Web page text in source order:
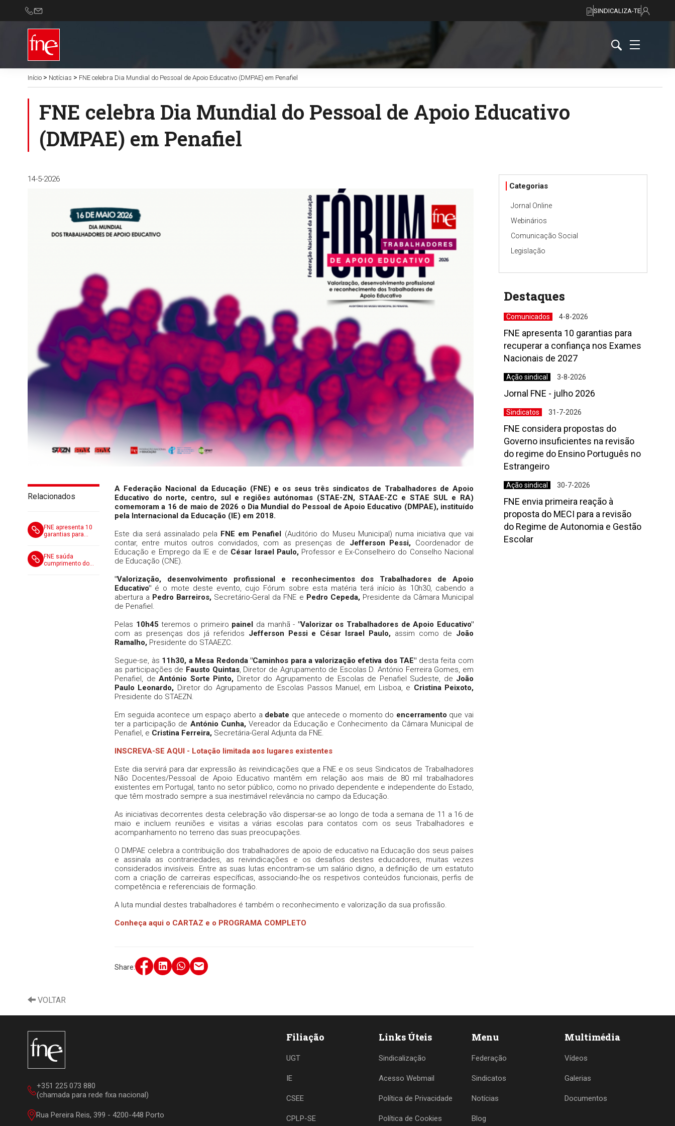
SINDICALIZA-TE
Início > Notícias > FNE celebra Dia Mundial do Pessoal de Apoio Educativo (DMPAE) em Penafiel
FNE celebra Dia Mundial do Pessoal de Apoio Educativo
(DMPAE) em Penafiel
14-5-2026
Relacionados
FNE apresenta 10
garantias para
Exames Nacionais
de 2027
FNE saúda
cumprimento do
A Federação Nacional da Educação (FNE) e os seus três sindicatos de Trabalhadores de Apoio
Educativo do norte, centro, sul e regiões autónomas (STAE-ZN, STAAE-ZC e STAE SUL e RA)
comemoram a 16 de maio de 2026 o Dia Mundial do Pessoal de Apoio Educativo (DMPAE), instituído
pela Internacional da Educação (IE) em 2018.
Este dia será assinalado pela FNE em Penafiel (Auditório do Museu Municipal) numa iniciativa que vai
contar, entre muitos outros convidados, com as presenças de Jefferson Pessi, Coordenador de
Educação e Emprego da IE e de César Israel Paulo, Professor e Ex-Conselheiro do Conselho Nacional
de Educação (CNE).
"Valorização, desenvolvimento profissional e reconhecimentos dos Trabalhadores de Apoio
Educativo" é o mote deste evento, cujo Fórum sobre esta matéria terá início às 10h30, cabendo a
abertura a Pedro Barreiros, Secretário-Geral da FNE e Pedro Cepeda, Presidente da Câmara Municipal
de Penafiel.
Pelas 10h45teremos o primeiro painel da manhã - "Valorizar os Trabalhadores de Apoio Educativo"
com as presenças dos já referidos Jefferson Pessi e César Israel Paulo, assim como de João
Ramalho, Presidente do STAAEZC.
Segue-se, às 11h30, a Mesa Redonda "Caminhos para a valorização efetiva dos TAE" desta feita com
as participações de Fausto Quintas, Diretor de Agrupamento de Escolas D. António Ferreira Gomes, em
Penafiel, de António Sorte Pinto, Diretor do Agrupamento de Escolas de Penafiel Sudeste, de João
Paulo Leonardo, Diretor do Agrupamento de Escolas Passos Manuel, em Lisboa, e Cristina Peixoto,
Presidente do STAEZN.
Em seguida acontece um espaço aberto a debate que antecede o momento do encerramento que vai
ter a participação de António Cunha, Vereador da Educação e Conhecimento da Câmara Municipal de
Penafiel, e Cristina Ferreira, Secretária-Geral Adjunta da FNE.
INSCREVA-SE AQUI - Lotação limitada aos lugares existentes
Este dia servirá para dar expressão às reivindicações que a FNE e os seus Sindicatos de Trabalhadores
Não Docentes/Pessoal de Apoio Educativo mantêm em relação aos mais de 80 mil trabalhadores
existentes em Portugal, tanto no setor público, como no privado dependente e independente do Estado,
que têm mostrado sempre a sua inestimável relevância no campo da Educação.
As iniciativas decorrentes desta celebração vão dispersar-se ao longo de toda a semana de 11 a 16 de
maio e incluem reuniões e visitas a várias escolas para contatos com os seus Trabalhadores e
acompanhamento no terreno das suas preocupações.
O DMPAE celebra a contribuição dos trabalhadores de apoio de educativo na Educação dos seus países
e assinala as contrariedades, as reivindicações e os desafios destes educadores, muitas vezes
considerados invisíveis. Entre as suas lutas encontram-se um salário digno, a definição de um estatuto
com a criação de carreiras específicas, associando-lhe os respetivos conteúdos funcionais, perfis de
competência e referenciais de formação.
A luta mundial destes trabalhadores é também o reconhecimento e valorização da sua profissão.
Conheça aqui o CARTAZ e o PROGRAMA COMPLETO
Share:
VOLTAR
Categorias
Jornal Online
Webinários
Comunicação Social
Legislação
Destaques
Comunicados 4-8-2026
FNE apresenta 10 garantias para
recuperar a confiança nos Exames
Nacionais de 2027
Ação sindical 3-8-2026
Jornal FNE - julho 2026
Sindicatos 31-7-2026
FNE considera propostas do
Governo insuficientes na revisão
do regime do Ensino Português no
Estrangeiro
Ação sindical 30-7-2026
FNE envia primeira reação à
proposta do MECI para a revisão
do Regime de Autonomia e Gestão
Escolar
+351 225 073 880
(chamada para rede fixa nacional)
Rua Pereira Reis, 399 - 4200-448 Porto
Filiação
UGT
IE
CSEE
CPLP-SE
Links Úteis
Sindicalização
Acesso Webmail
Política de Privacidade
Política de Cookies
Menu
Federação
Sindicatos
Notícias
Blog
Multimédia
Vídeos
Galerias
Documentos